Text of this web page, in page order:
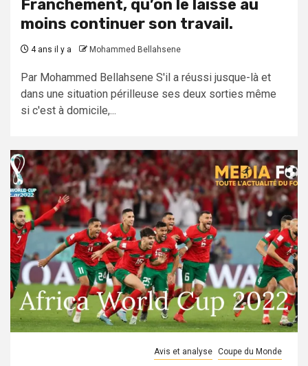
Franchement, qu’on le laisse au
moins continuer son travail.
4 ans il y a Mohammed Bellahsene
Par Mohammed Bellahsene S'il a réussi jusque-là et
dans une situation périlleuse ses deux sorties même
si c'est à domicile,...
Avis et analyse Coupe du Monde